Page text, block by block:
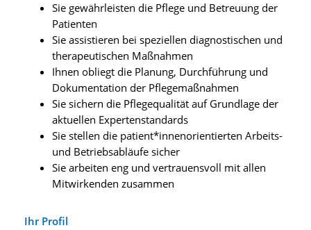
Sie gewährleisten die Pflege und Betreuung der
Patienten
Sie assistieren bei speziellen diagnostischen und
therapeutischen Maßnahmen
Ihnen obliegt die Planung, Durchführung und
Dokumentation der Pflegemaßnahmen
Sie sichern die Pflegequalität auf Grundlage der
aktuellen Expertenstandards
Sie stellen die patient*innenorientierten Arbeits-
und Betriebsabläufe sicher
Sie arbeiten eng und vertrauensvoll mit allen
Mitwirkenden zusammen
Ihr Profil